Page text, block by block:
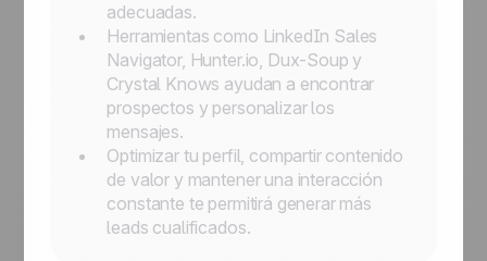
adecuadas.
Herramientas como LinkedIn Sales
Navigator, Hunter.io, Dux-Soup y
Crystal Knows ayudan a encontrar
prospectos y personalizar los
mensajes.
Optimizar tu perfil, compartir contenido
de valor y mantener una interacción
constante te permitirá generar más
leads cualificados.